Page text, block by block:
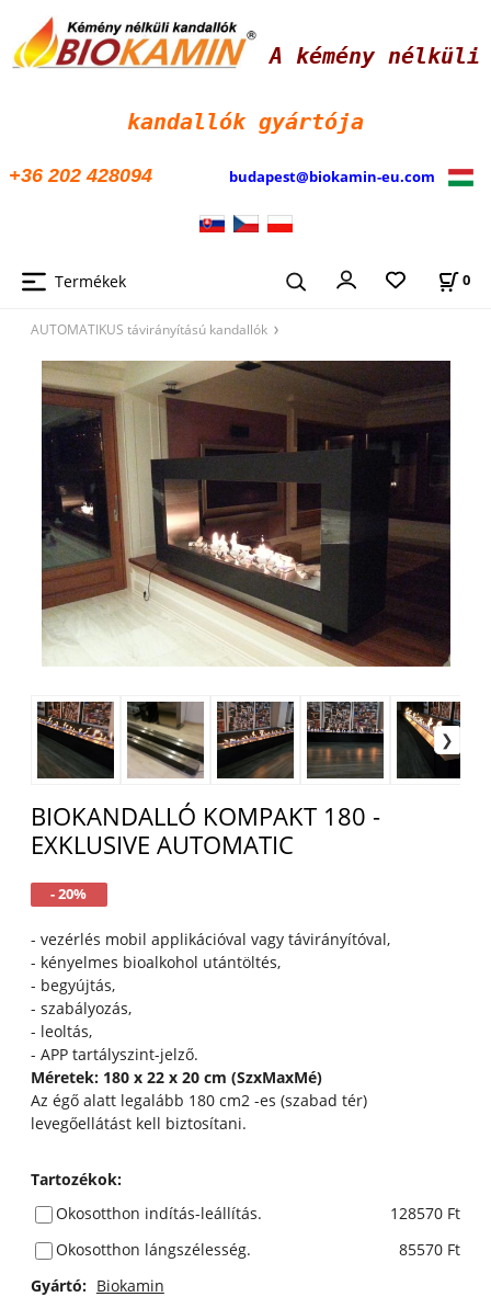
A kémény nélküli
kandallók gyártója
+36 202 428094 budapest@biokamin-eu.com
Termékek 0
AUTOMATIKUS távirányítású kandallók
BIOKANDALLÓ KOMPAKT 180 -
EXKLUSIVE AUTOMATIC
- 20%
- vezérlés mobil applikációval vagy távirányítóval,
- kényelmes bioalkohol utántöltés,
- begyújtás,
- szabályozás,
- leoltás,
- APP tartályszint-jelző.
Méretek: 180 x 22 x 20 cm (SzxMaxMé)
Az égő alatt legalább 180 cm2 -es (szabad tér)
levegőellátást kell biztosítani.
Tartozékok:
Okosotthon indítás-leállítás.
128570 Ft
Okosotthon lángszélesség.
85570 Ft
Gyártó: Biokamin